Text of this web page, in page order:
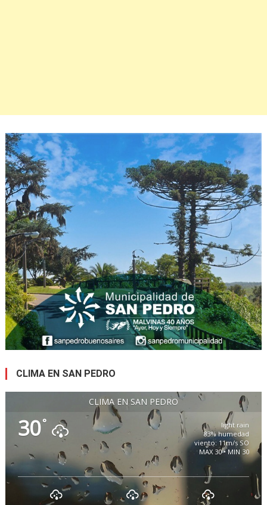
CLIMA EN SAN PEDRO
CLIMA EN SAN PEDRO
30°
light rain
83% humedad
viento: 11m/s SO
MAX 30 • MIN 30